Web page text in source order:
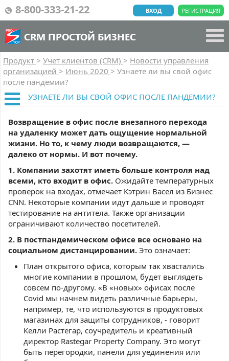
8-800-333-21-22 РЕГИСТРАЦИЯ
ВХОД
CRM ПРОСТОЙ БИЗНЕС
Продукт > Учет клиентов (CRM) > Новости управления
организацией > Июнь 2020 > Узнаете ли вы свой офис
после пандемии?
УЗНАЕТЕ ЛИ ВЫ СВОЙ ОФИС ПОСЛЕ ПАНДЕМИИ?
Возвращение в офис после внезапного перехода
на удаленку может дать ощущение нормальной
жизни. Но то, к чему люди возвращаются, —
далеко от нормы. И вот почему.
1. Компании захотят иметь больше контроля над
всеми, кто входит в офис. Ожидайте температурных
проверок на входах, отмечает Кэтрин Васел из Бизнес
CNN. Некоторые компании идут дальше и проводят
тестирование на антитела. Также организации
ограничивают количество посетителей.
2. В постпандемическом офисе все основано на
социальном дистанцировании. Это означает:
План открытого офиса, которым так хвастались
многие компании в прошлом, будет выглядеть
совсем по-другому. «В «новых» офисах после
Covid мы начнем видеть различные барьеры,
например, те, что используются в продуктовых
магазинах для защиты сотрудников, - говорит
Келли Растегар, соучредитель и креативный
директор Rastegar Property Company. Это могут
быть перегородки, панели для уединения или